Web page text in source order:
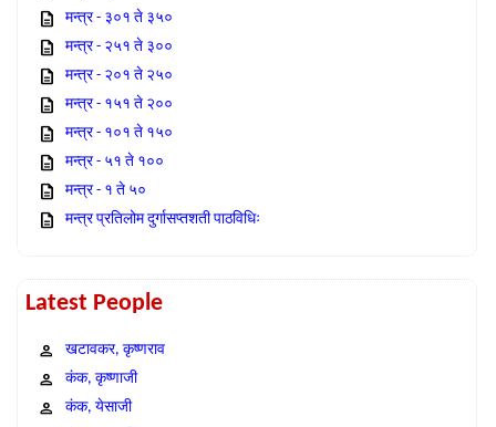
मन्त्र - ३०१ ते ३५०
मन्त्र - २५१ ते ३००
मन्त्र - २०१ ते २५०
मन्त्र - १५१ ते २००
मन्त्र - १०१ ते १५०
मन्त्र - ५१ ते १००
मन्त्र - १ ते ५०
मन्त्र प्रतिलोम दुर्गासप्तशती पाठविधिः
Latest People
खटावकर, कृष्णराव
कंक, कृष्णाजी
कंक, येसाजी